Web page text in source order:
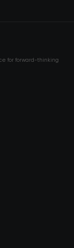
for forward-thinking